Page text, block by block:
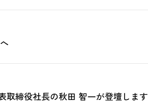
取締役社長の秋田 智一が登壇します